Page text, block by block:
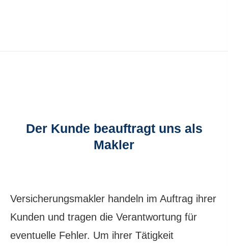
Der Kunde beauftragt uns als
Makler
Ver­sicherungs­makler handeln im Auftrag ihrer
Kunden und tragen die Verantwortung für
eventuelle Fehler. Um ihrer Tätigkeit